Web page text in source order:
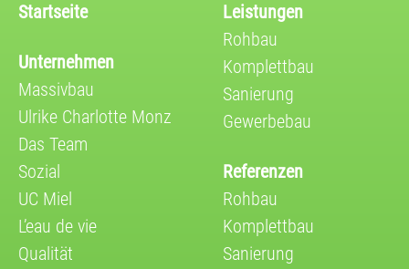
Startseite
Unternehmen
Massivbau
Ulrike Charlotte Monz
Das Team
Sozial
UC Miel
L’eau de vie
Qualität
Leistungen
Rohbau
Komplettbau
Sanierung
Gewerbebau
Referenzen
Rohbau
Komplettbau
Sanierung